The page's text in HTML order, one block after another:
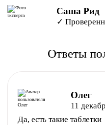
Саша Рид
✓
Ответы
Олег
11
Да, есть такие таблетки